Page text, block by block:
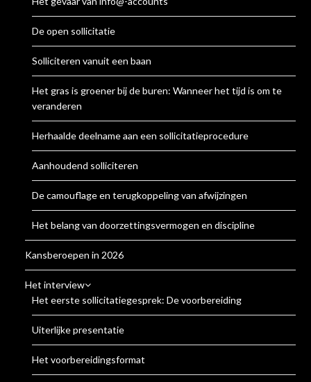
De open sollicitatie
Solliciteren vanuit een baan
Het gras is groener bij de buren: Wanneer het tijd is om te
veranderen
Herhaalde deelname aan een sollicitatieprocedure
Aanhoudend solliciteren
De camouflage en terugkoppeling van afwijzingen
Het belang van doorzettingsvermogen en discipline
Kansberoepen in 2026
Het interview
Het eerste sollicitatiegesprek: De voorbereiding
Uiterlijke presentatie
Het voorbereidingsformat